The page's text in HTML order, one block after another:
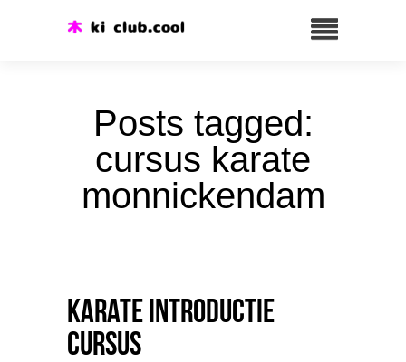
Posts tagged:
cursus karate
monnickendam
Karate introductie
cursus